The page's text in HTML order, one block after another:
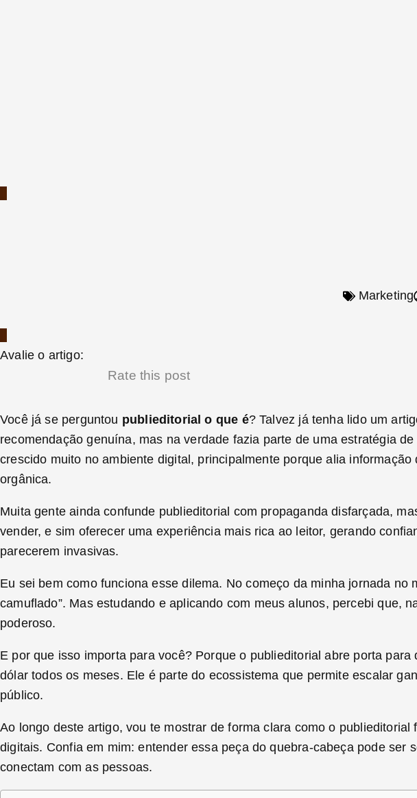
Marketing
Avalie o artigo:
Rate this post
Você já se perguntou publieditorial o que é? Talvez já tenha lido um
recomendação genuína, mas na verdade fazia parte de uma estratégia
crescido muito no ambiente digital, principalmente porque alia
orgânica.
Muita gente ainda confunde publieditorial com propaganda disfarçada,
vender, e sim oferecer uma experiência mais rica ao leitor, gerando
parecerem invasivas.
Eu sei bem como funciona esse dilema. No começo da minha jornada
camuflado”. Mas estudando e aplicando com meus alunos, percebi que,
poderoso.
E por que isso importa para você? Porque o publieditorial abre porta
dólar todos os meses. Ele é parte do ecossistema que permite escalar
público.
Ao longo deste artigo, vou te mostrar de forma clara como o
digitais. Confia em mim: entender essa peça do quebra-cabeça pode
conectam com as pessoas.